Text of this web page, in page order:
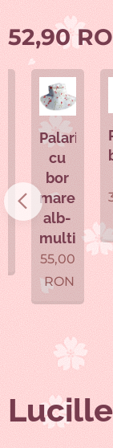
52,90
Palarie
cu
bor
mare,
alb-
multicolora
55,00
RON